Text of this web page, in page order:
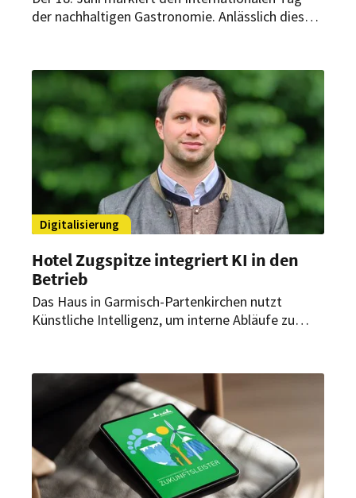
der nachhaltigen Gastronomie. Anlässlich dieses
Ressourcen schonen und zugleich wirtschaftliche
Effekte erzielen können.
Digitalisierung
Hotel Zugspitze integriert KI in den
Betrieb
Das Haus in Garmisch-Partenkirchen nutzt
Künstliche Intelligenz, um interne Abläufe zu
und Gastfreundschaft entstehen.